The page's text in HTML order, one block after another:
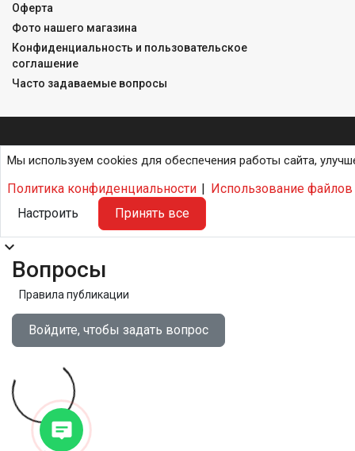
Оферта
Фото нашего магазина
Конфиденциальность и пользовательское
соглашение
Часто задаваемые вопросы
Мы используем cookies для обеспечения работы сайта,
Политика конфиденциальности | Использование
Настроить
Принять все
expand_more
Вопросы
Правила публикации
Войдите, чтобы задать вопрос